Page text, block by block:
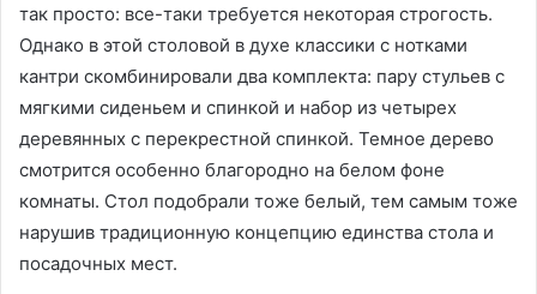
так просто: все-таки требуется некоторая строгость.
Однако в этой столовой в духе классики с нотками
кантри скомбинировали два комплекта: пару стульев с
мягкими сиденьем и спинкой и набор из четырех
деревянных с перекрестной спинкой. Темное дерево
смотрится особенно благородно на белом фоне
комнаты. Стол подобрали тоже белый, тем самым тоже
нарушив традиционную концепцию единства стола и
посадочных мест.